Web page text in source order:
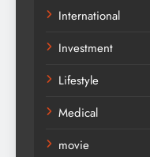
International
Investment
Lifestyle
Medical
movie